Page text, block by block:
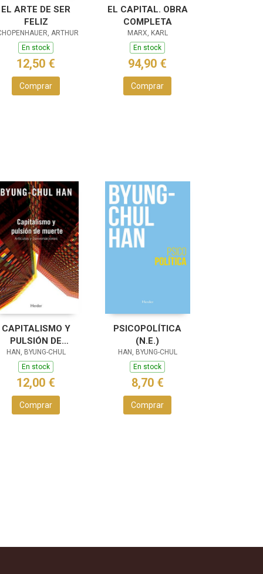
EL ARTE DE SER
FELIZ
ARTHUR
En stock
12,50 €
Comprar
EL CAPITAL. OBRA
COMPLETA
MARX, KARL
En stock
94,90 €
Comprar
CAPITALISMO Y
PULSIÓN DE
MUERTE
HAN, BYUNG-CHUL
En stock
12,00 €
Comprar
PSICOPOLÍTICA
(N.E.)
HAN, BYUNG-CHUL
En stock
8,70 €
Comprar